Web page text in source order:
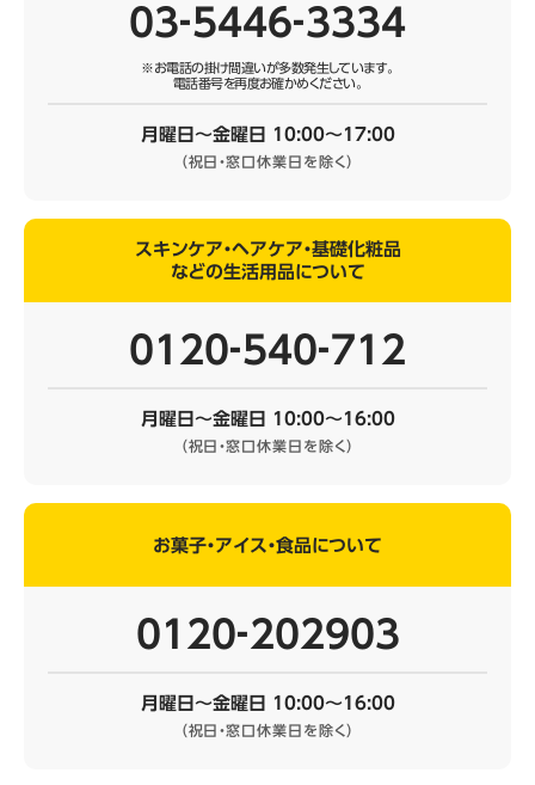
03‐5446‐3334
※お電話の掛け間違いが多数発生しています。
電話番号を再度お確かめください。
月曜日～金曜日 10:00～17:00
（祝日・窓口休業日を除く）
スキンケア・ヘアケア・基礎化粧品
などの生活用品について
0120‐540‐712
月曜日～金曜日 10:00～16:00
（祝日・窓口休業日を除く）
お菓子・アイス・食品について
0120‐202903
月曜日～金曜日 10:00～16:00
（祝日・窓口休業日を除く）